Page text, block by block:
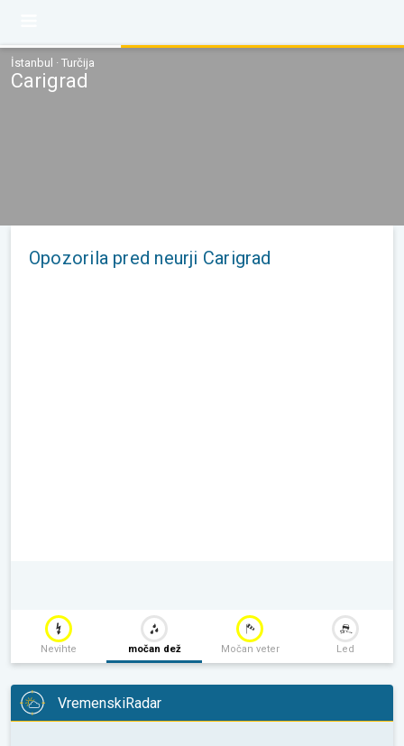
İstanbul · Turčija
Carigrad
Opozorila pred neurji Carigrad
Nevihte močan dež Močan veter Led
VremenskiRadar